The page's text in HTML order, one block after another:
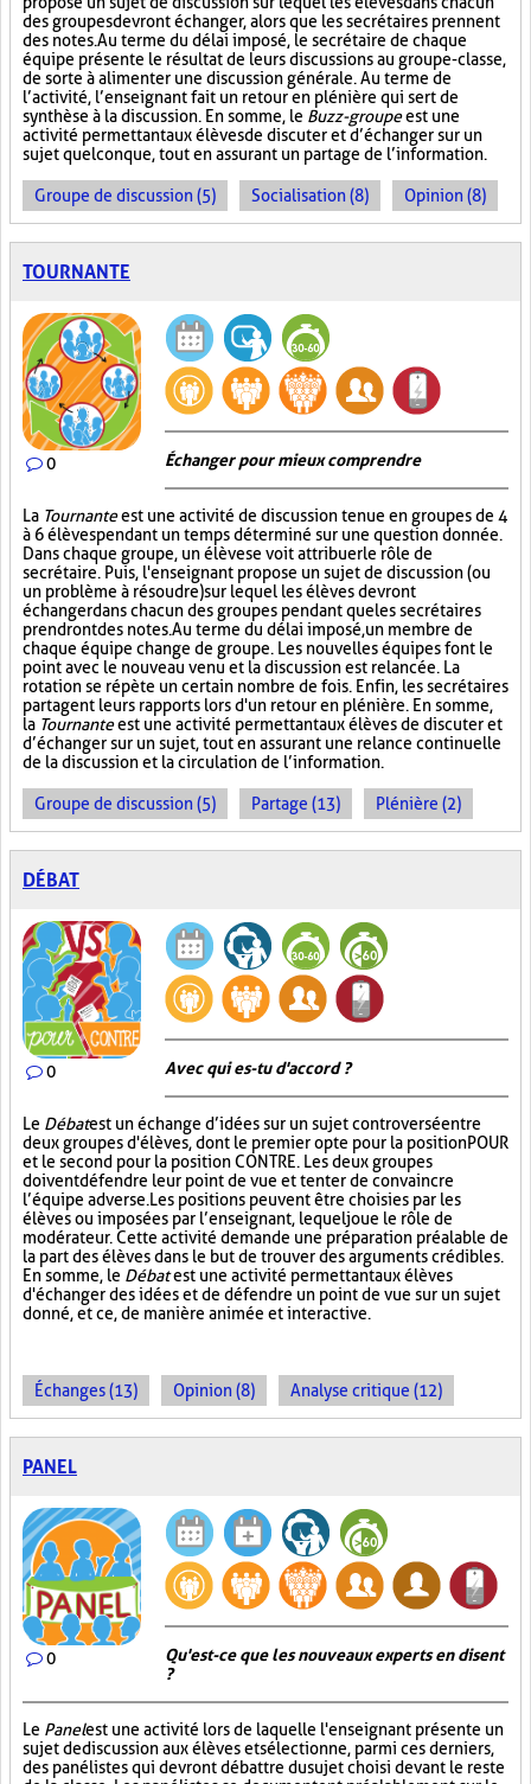
des groupes devront échanger, alors que les secrétaires prennent
des notes. Au terme du délai imposé, le secrétaire de chaque
équipe présente le résultat de leurs discussions au groupe-classe,
de sorte à alimenter une discussion générale. Au terme de
l’activité, l’enseignant fait un retour en plénière qui sert de
synthèse à la discussion. En somme, le Buzz-groupeest une
activité permettant aux élèves de discuter et d’échanger sur un
sujet quelconque, tout en assurant un partage de l’information.
Groupe de discussion (5) Socialisation (8) Opinion (8)
TOURNANTE
0 Échanger pour mieux comprendre
La Tournanteest une activité de discussion tenue en groupes de 4
à 6 élèves pendant un temps déterminé sur une question donnée.
Dans chaque groupe, un élève se voit attribuer le rôle de
secrétaire. Puis, l'enseignant propose un sujet de discussion (ou
un problème à résoudre) sur lequel les élèves devront
échanger dans chacun des groupes pendant que les secrétaires
prendront des notes. Au terme du délai imposé, un membre de
chaque équipe change de groupe. Les nouvelles équipes font le
point avec le nouveau venu et la discussion est relancée. La
rotation se répète un certain nombre de fois. Enfin, les secrétaires
partagent leurs rapports lors d'un retour en plénière. En somme,
la Tournanteest une activité permettant aux élèves de discuter et
d’échanger sur un sujet, tout en assurant une relance continuelle
de la discussion et la circulation de l’information.
Groupe de discussion (5) Partage (13) Plénière (2)
DÉBAT
0 Avec qui es-tu d'accord ?
Le Débatest un échange d’idées sur un sujet controversé entre
deux groupes d'élèves, dont le premier opte pour la position POUR
et le second pour la position CONTRE. Les deux groupes
doivent défendre leur point de vue et tenter de convaincre
l’équipe adverse. Les positions peuvent être choisies par les
élèves ou imposées par l’enseignant, lequel joue le rôle de
modérateur. Cette activité demande une préparation préalable de
la part des élèves dans le but de trouver des arguments crédibles.
En somme, le Débatest une activité permettant aux élèves
d'échanger des idées et de défendre un point de vue sur un sujet
donné, et ce, de manière animée et interactive.
Échanges (13) Opinion (8) Analyse critique (12)
PANEL
0
Qu'est-ce que les nouveaux experts en disent
?
Le Panelest une activité lors de laquelle l'enseignant présente un
sujet de discussion aux élèves et sélectionne, parmi ces derniers,
des panélistes qui devront débattre du sujet choisi devant le reste